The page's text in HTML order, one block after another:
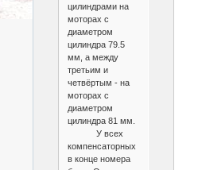
цилиндрами на
моторах с
диаметром
цилиндра 79.5
мм, а между
третьим и
четвёртым - на
моторах с
диаметром
цилиндра 81 мм.
У всех
компенсаторных
в конце номера